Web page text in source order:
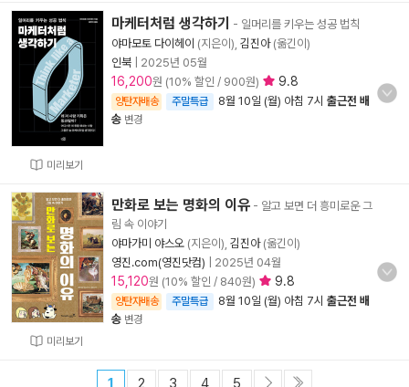
미리보기
마케터처럼 생각하기
- 일머리를 키우는 성공 법칙
야마모토 다이헤이 (지은이), 김진아(옮긴이)
인북
2025년 05월
16,200원 (10% 할인 / 900원) 9.8
양탄자배송 주말특급 8월 10일 (월) 아침 7시 출근전 배
송 변경
미리보기
만화로 보는 명화의 이유 - 알고 보면 더 흥미로운 그
림 속 이야기
야마가미 야스오 (지은이), 김진아(옮긴이)
영진.com(영진닷컴)
2025년 04월
15,120원 (10% 할인 / 840원) 9.8
양탄자배송 주말특급 8월 10일 (월) 아침 7시 출근전 배
송 변경
1 2 3 4 5